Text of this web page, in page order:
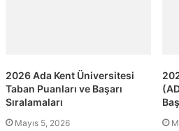
2026 Ada Kent Üniversitesi
Taban Puanları ve Başarı
Sıralamaları
Mayıs 5, 2026